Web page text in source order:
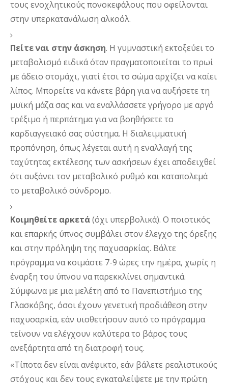
τους ενοχλητικούς πονοκεφάλους που οφείλονται
στην υπερκατανάλωση αλκοόλ.
Πείτε ναι στην άσκηση. Η γυμναστική εκτοξεύει το
μεταβολισμό ειδικά όταν πραγματοποιείται το πρωί
με άδειο στομάχι, γιατί έτσι το σώμα αρχίζει να καίει
λίπος. Μπορείτε να κάνετε βάρη για να αυξήσετε τη
μυϊκή μάζα σας και να εναλλάσσετε γρήγορο με αργό
τρέξιμο ή περπάτημα για να βοηθήσετε το
καρδιαγγειακό σας σύστημα. Η διαλειμματική
προπόνηση, όπως λέγεται αυτή η εναλλαγή της
ταχύτητας εκτέλεσης των ασκήσεων έχει αποδειχθεί
ότι αυξάνει τον μεταβολικό ρυθμό και καταπολεμά
το μεταβολικό σύνδρομο.
Κοιμηθείτε αρκετά (όχι υπερβολικά). Ο ποιοτικός
και επαρκής ύπνος συμβάλει στον έλεγχο της όρεξης
και στην πρόληψη της παχυσαρκίας. Βάλτε
πρόγραμμα να κοιμάστε 7-9 ώρες την ημέρα, χωρίς η
έναρξη του ύπνου να παρεκκλίνει σημαντικά.
Σύμφωνα με μια μελέτη από το Πανεπιστήμιο της
Γλασκόβης, όσοι έχουν γενετική προδιάθεση στην
παχυσαρκία, εάν υιοθετήσουν αυτό το πρόγραμμα
τείνουν να ελέγχουν καλύτερα το βάρος τους
ανεξάρτητα από τη διατροφή τους.
«Τίποτα δεν είναι ανέφικτο, εάν βάλετε ρεαλιστικούς
στόχους και δεν τους εγκαταλείψετε με την πρώτη